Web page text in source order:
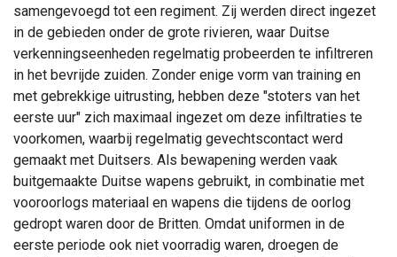
samengevoegd tot een regiment. Zij werden direct ingezet
in de gebieden onder de grote rivieren, waar Duitse
verkenningseenheden regelmatig probeerden te infiltreren
in het bevrijde zuiden. Zonder enige vorm van training en
met gebrekkige uitrusting, hebben deze "stoters van het
eerste uur" zich maximaal ingezet om deze infiltraties te
voorkomen, waarbij regelmatig gevechtscontact werd
gemaakt met Duitsers. Als bewapening werden vaak
buitgemaakte Duitse wapens gebruikt, in combinatie met
vooroorlogs materiaal en wapens die tijdens de oorlog
gedropt waren door de Britten. Omdat uniformen in de
eerste periode ook niet voorradig waren, droegen de